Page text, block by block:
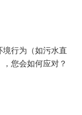
境行为（如污水直
您会如何应对？